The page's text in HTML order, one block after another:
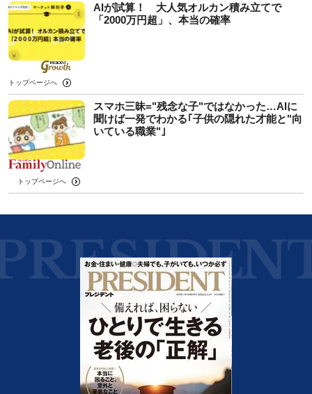
AIが試算！ 大人気オルカン積み立てで
「2000万円超」、本当の確率
トップページへ
スマホ三昧="残念な子"ではなかった…AIに
聞けば一発でわかる｢子供の隠れた才能と"向
いている職業"｣
トップページへ